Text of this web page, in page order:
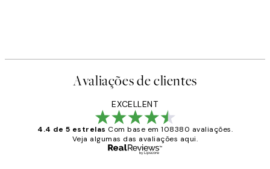
Avaliações de clientes
EXCELLENT
4.4 de 5 estrelas Com base em 108380 avaliações.
Veja algumas das avaliações aqui.